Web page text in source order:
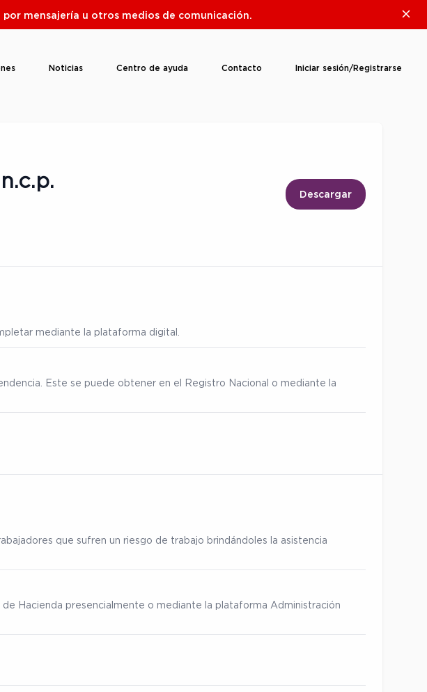
mensajería u otros medios de comunicación.
Noticias Centro de ayuda Contacto Iniciar sesión/Registrarse
Descargar
mediante la plataforma digital.
Este se puede obtener en el Registro Nacional o mediante la
que sufren un riesgo de trabajo brindándoles la asistencia
Hacienda presencialmente o mediante la plataforma Administración